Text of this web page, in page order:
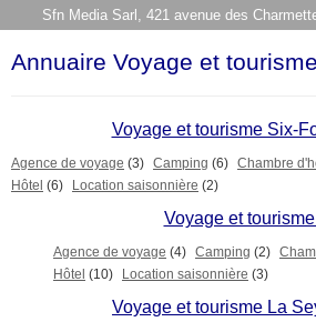
Sfn Media Sarl, 421 avenue des
Annuaire Voyage et tourisme
Voyage et tourisme Six-
Agence de voyage (3) Camping (6) Chambre
Hôtel (6) Location saisonnière (2)
Voyage et
Agence de voyage (4) Camping (2)
Hôtel (10) Location saisonnière (3)
Voyage et tourisme La